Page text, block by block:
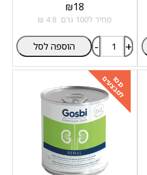
₪18
מחיר ל100 גרם: 4.8 ₪
- + הוספה לסל
כנסו
למבצעים